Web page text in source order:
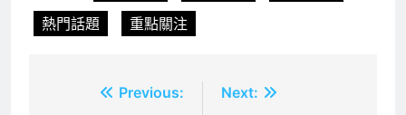
熱門話題
重點關注
Previous:
Next: